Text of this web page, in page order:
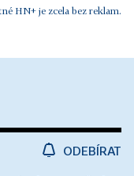
HN+ je zcela bez reklam.
ODEBÍRAT